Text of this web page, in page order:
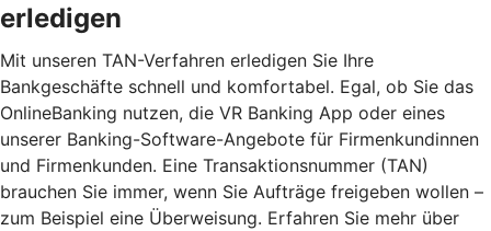
erledigen
Mit unseren TAN-Verfahren erledigen Sie Ihre
Bankgeschäfte schnell und komfortabel. Egal, ob Sie das
OnlineBanking nutzen, die VR Banking App oder eines
unserer Banking-Software-Angebote für Firmenkundinnen
und Firmenkunden. Eine Transaktionsnummer (TAN)
brauchen Sie immer, wenn Sie Aufträge freigeben wollen –
zum Beispiel eine Überweisung. Erfahren Sie mehr über